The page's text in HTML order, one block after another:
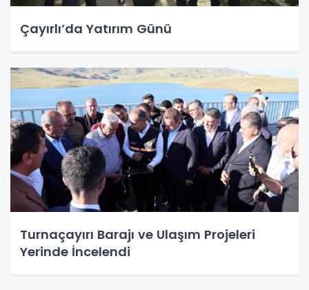
Çayırlı’da Yatırım Günü
Turnaçayırı Barajı ve Ulaşım Projeleri
Yerinde İncelendi